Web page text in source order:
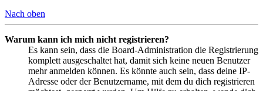
Nach oben
Warum kann ich mich nicht registrieren?
Es kann sein, dass die Board-Administration die Registrierung
komplett ausgeschaltet hat, damit sich keine neuen Benutzer
mehr anmelden können. Es könnte auch sein, dass deine IP-
Adresse oder der Benutzername, mit dem du dich registrieren